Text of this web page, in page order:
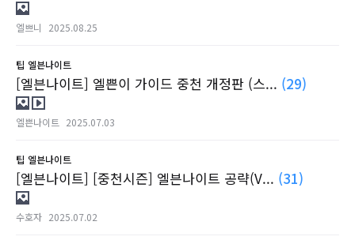
엘쁘니 2025.08.25
팁 엘븐나이트
[엘븐나이트] 엘쁜이 가이드 중천 개정판 (스... (29)
엘쁜나이트 2025.07.03
팁 엘븐나이트
[엘븐나이트] [중천시즌] 엘븐나이트 공략(V... (31)
수호자 2025.07.02